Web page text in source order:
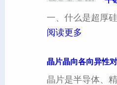
一、什么是超厚
阅读更多
寸
超
晶片晶向各向异性
晶片是半导体、